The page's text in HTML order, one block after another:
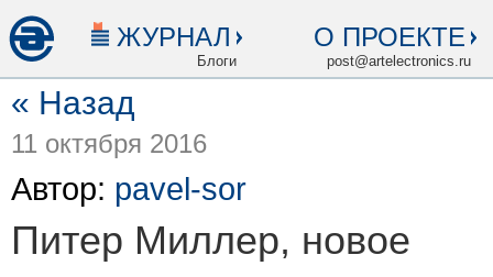
ЖУРНАЛ
Блоги
О ПРОЕКТЕ
post@artelectronics.ru
« Назад
11 октября 2016
Автор: pavel-sor
Питер Миллер, новое